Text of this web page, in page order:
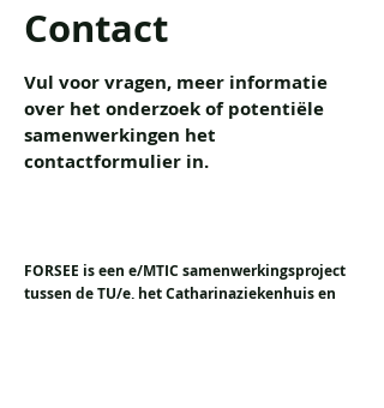
Contact
Vul voor vragen, meer informatie
over het onderzoek of potentiële
samenwerkingen het
contactformulier in.
FORSEE is een e/MTIC samenwerkingsproject
tussen de TU/e, het Catharinaziekenhuis en